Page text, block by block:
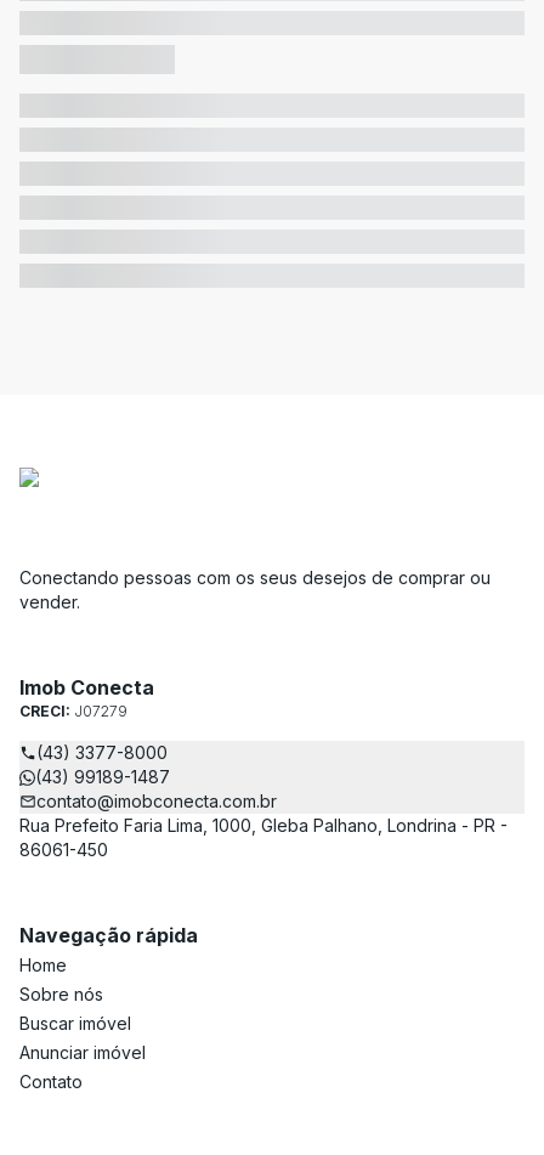
Conectando pessoas com os seus desejos de comprar ou
vender.
Imob Conecta
CRECI: J07279
(43) 3377-8000
(43) 99189-1487
contato@imobconecta.com.br
Rua Prefeito Faria Lima, 1000, Gleba Palhano, Londrina - PR -
86061-450
Navegação rápida
Home
Sobre nós
Buscar imóvel
Anunciar imóvel
Contato